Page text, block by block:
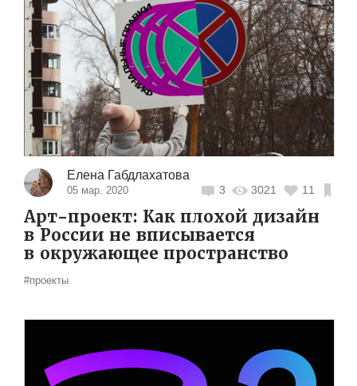
Елена Габдлахатова
05 мар. 2020 3 3021 11
Арт-проект: Как плохой дизайн
в России не вписывается
в окружающее пространство
#проекты